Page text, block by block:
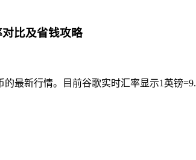
比及省钱攻略
最新行情。目前谷歌实时汇率显示1英镑